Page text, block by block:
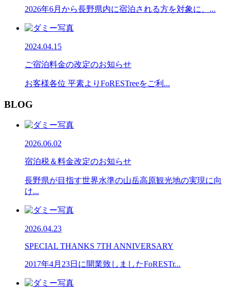
2026年6月から長野県内に宿泊される方を対象に、...
2024.04.15
ご宿泊料金の改定のお知らせ
お客様各位 平素よりFoRESTreeをご利...
BLOG
2026.06.02
宿泊税＆料金改定のお知らせ
長野県が目指す世界水準の山岳高原観光地の実現に向
け...
2026.04.23
SPECIAL THANKS 7TH ANNIVERSARY
2017年4月23日に開業致しましたFoRESTr...